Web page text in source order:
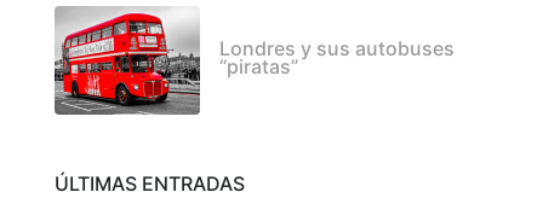
Londres y sus autobuses
“piratas”
ÚLTIMAS ENTRADAS